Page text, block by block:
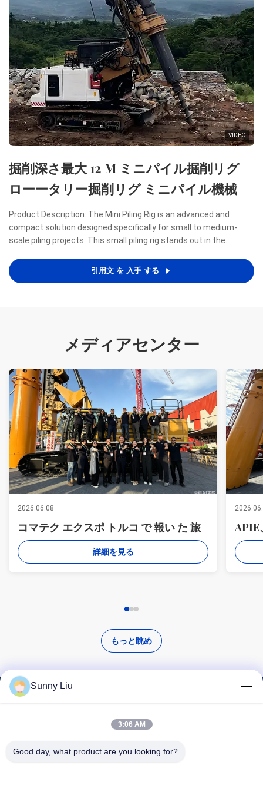
VIDEO
掘削深さ最大 12 M ミニパイル掘削リグ
ローータリー掘削リグ ミニパイル機械
Product Description: The Mini Piling Rig is an advanced and
compact solution designed specifically for small to medium-
scale piling projects. This small piling rig stands out in the
power, efficiency, and portability, making it an ideal ...
引用文 を 入手 する
メディアセンター
2026.06.08
コマテク エクスポ トルコ で 報い た 旅
詳細を見る
APIE
もっと眺め
高品質な製品を探す
Sunny Liu
3:06 AM
Good day, what product are you looking for?